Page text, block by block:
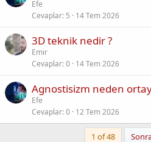
Efe
Cevaplar 5 14 Tem 2026
3D teknik nedir ?
Emir
Cevaplar 0 14 Tem 2026
Agnostisizm neden
Efe
Cevaplar 0 12 Tem 2026
1 of 48